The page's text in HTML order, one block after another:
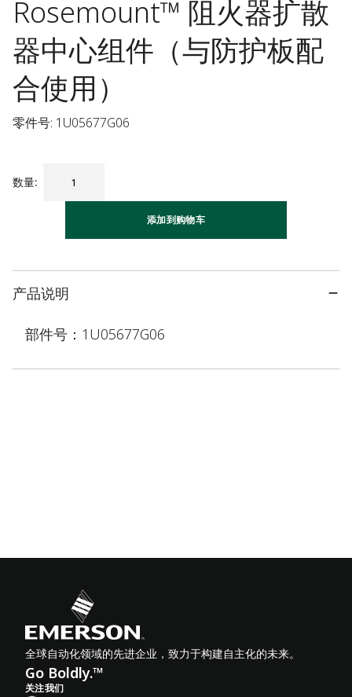
Rosemount™ 阻火器扩散
器中心组件（与防护板配
合使用）
零件号: 1U05677G06
数量:
添加到购物车
产品说明
部件号：1U05677G06
全球自动化领域的先进企业，致力于构建自主化的未来。
Go Boldly.™
关注我们